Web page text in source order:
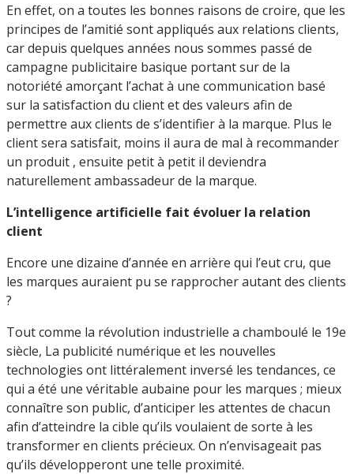
En effet, on a toutes les bonnes raisons de croire, que les
principes de l’amitié sont appliqués aux relations clients,
car depuis quelques années nous sommes passé de
campagne publicitaire basique portant sur de la
notoriété amorçant l’achat à une communication basé
sur la satisfaction du client et des valeurs afin de
permettre aux clients de s’identifier à la marque. Plus le
client sera satisfait, moins il aura de mal à recommander
un produit , ensuite petit à petit il deviendra
naturellement ambassadeur de la marque.
L’intelligence artificielle fait évoluer la relation
client
Encore une dizaine d’année en arrière qui l’eut cru, que
les marques auraient pu se rapprocher autant des clients
?
Tout comme la révolution industrielle a chamboulé le 19e
siècle, La publicité numérique et les nouvelles
technologies ont littéralement inversé les tendances, ce
qui a été une véritable aubaine pour les marques ; mieux
connaître son public, d’anticiper les attentes de chacun
afin d’atteindre la cible qu’ils voulaient de sorte à les
transformer en clients précieux. On n’envisageait pas
qu’ils développeront une telle proximité.